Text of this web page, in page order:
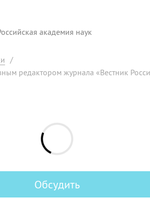
академия наук
/
редактором журнала «Вестник
Обсудить